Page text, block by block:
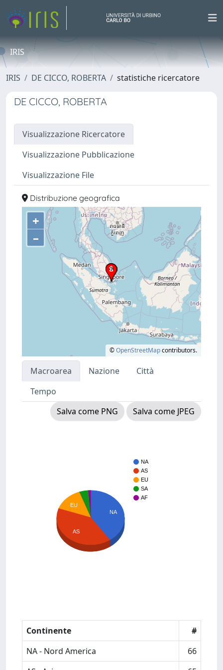
IRIS
IRIS DE CICCO, ROBERTA statistiche ricercatore
DE CICCO, ROBERTA
Visualizzazione Ricercatore
Visualizzazione Pubblicazione
Visualizzazione File
Distribuzione geografica
+
–
©OpenStreetMapcontributors.
Macroarea Nazione
Città
Tempo
Salva come PNG
Salva come JPEG
NA
AS
EU
SA
AF
NA
EU
AS
Continente
#
NA - Nord America
66